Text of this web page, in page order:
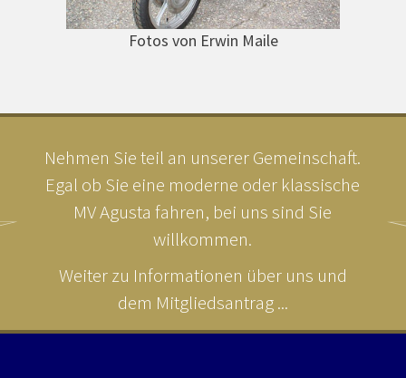
Fotos von Erwin Maile
Nehmen Sie teil an unserer Gemeinschaft.
Egal ob Sie eine moderne oder klassische
MV Agusta fahren, bei uns sind Sie
willkommen.
Weiter zu Informationen über uns und
dem Mitgliedsantrag ...